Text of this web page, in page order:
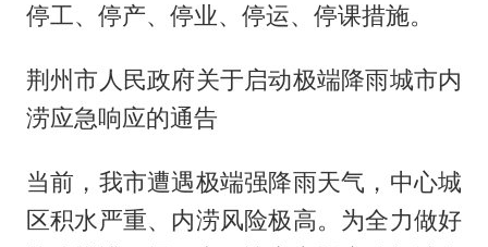
停工、停产、停业、停运、停课措施。
荆州市人民政府关于启动极端降雨城市内
涝应急响应的通告
当前，我市遭遇极端强降雨天气，中心城
区积水严重、内涝风险极高。为全力做好